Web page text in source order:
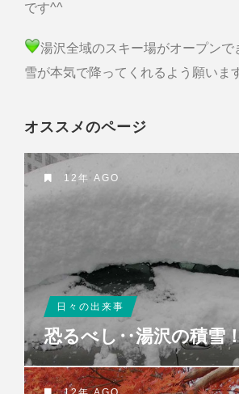
です^^
湯沢全域のスキー場がオープンで
雪が本気で降ってくれるよう願いま
オススメのページ
12年 AGO
日々の出来事
恐るべし‥湯沢の積雪